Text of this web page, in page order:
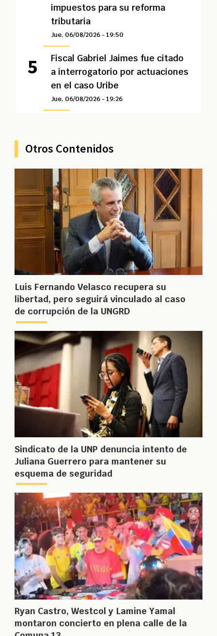
impuestos para su reforma
tributaria
Jue, 06/08/2026 - 19:50
Fiscal Gabriel Jaimes fue citado
a interrogatorio por actuaciones
en el caso Uribe
Jue, 06/08/2026 - 19:26
Otros Contenidos
Luis Fernando Velasco recupera su
libertad, pero seguirá vinculado al caso
de corrupción de la UNGRD
Sindicato de la UNP denuncia intento de
Juliana Guerrero para mantener su
esquema de seguridad
Ryan Castro, Westcol y Lamine Yamal
montaron concierto en plena calle de la